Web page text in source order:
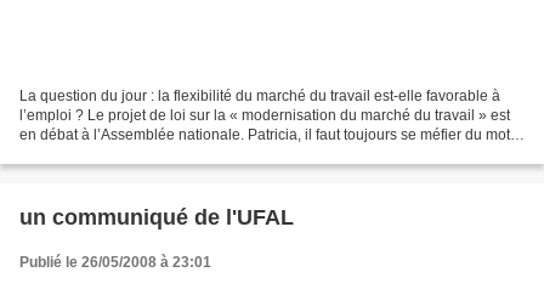
La question du jour : la flexibilité du marché du travail est-elle favorable à
l’emploi ? Le projet de loi sur la « modernisation du marché du travail » est
en débat à l’Assemblée nationale. Patricia, il faut toujours se méfier du mot «
un communiqué de l'UFAL
Publié le 26/05/2008 à 23:01